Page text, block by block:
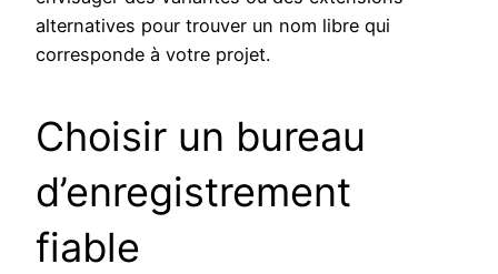
alternatives pour trouver un nom libre qui
corresponde à votre projet.
Choisir un bureau
d’enregistrement
fiable